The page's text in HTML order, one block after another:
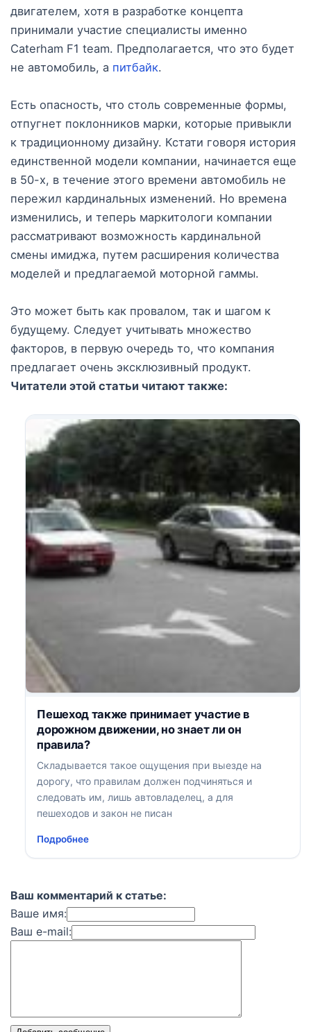
двигателем, хотя в разработке концепта
принимали участие специалисты именно
Caterham F1 team. Предполагается, что это будет
не автомобиль, а питбайк.
Есть опасность, что столь современные формы,
отпугнет поклонников марки, которые привыкли
к традиционному дизайну. Кстати говоря история
единственной модели компании, начинается еще
в 50-х, в течение этого времени автомобиль не
пережил кардинальных изменений. Но времена
изменились, и теперь маркитологи компании
рассматривают возможность кардинальной
смены имиджа, путем расширения количества
моделей и предлагаемой моторной гаммы.
Это может быть как провалом, так и шагом к
будущему. Следует учитывать множество
факторов, в первую очередь то, что компания
предлагает очень эксклюзивный продукт.
Читатели этой статьи читают также:
Пешеход также принимает участие в
дорожном движении, но знает ли он
правила?
Складывается такое ощущения при выезде на
дорогу, что правилам должен подчиняться и
следовать им, лишь автовладелец, а для
пешеходов и закон не писан
Подробнее
Ваш комментарий к статье:
Ваше имя:
Ваш e-mail: